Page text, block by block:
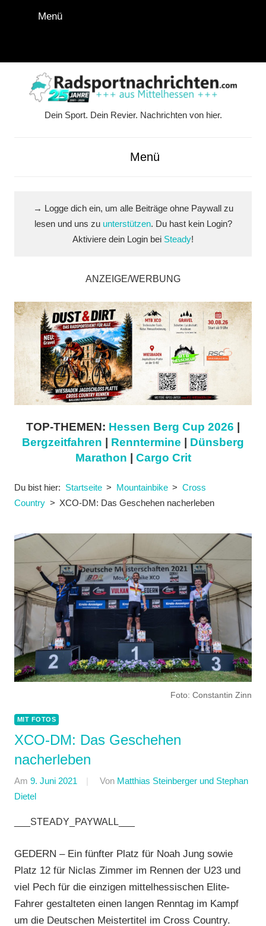
Feed
Menü
Dein Sport. Dein Revier. Nachrichten von hier.
Menü
→ Logge dich ein, um alle Beiträge ohne Paywall zu
lesen und uns zu unterstützen. Du hast kein Login?
Aktiviere dein Login bei Steady!
ANZEIGE/WERBUNG
TOP-THEMEN: Hessen Berg Cup 2026 |
Bergzeitfahren | Renntermine | Dünsberg
Marathon | Cargo Crit
Du bist hier: Startseite Mountainbike
Cross
Country
XCO-DM: Das Geschehen nacherleben
Foto: Constantin Zinn
MIT FOTOS
XCO-DM: Das Geschehen
nacherleben
Am 9. Juni 2021 Von Matthias Steinberger und Stephan
Dietel
Country
Fotos ,
Mountainbike,
Multimedia,
RSG
Gießen
___STEADY_PAYWALL___
GEDERN – Ein fünfter Platz für Noah Jung sowie
Platz 12 für Niclas Zimmer im Rennen der U23 und
viel Pech für die einzigen mittelhessischen Elite-
Fahrer gestalteten einen langen Renntag im Kampf
um die Deutschen Meistertitel im Cross Country.